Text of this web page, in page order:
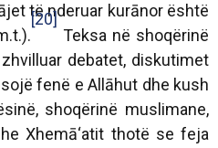
të nderuar kurānor është
[20]
Teksa në shoqërinë
debatet, diskutimet
fenë e Allāhut dhe kush
shoqërinë muslimane,
Xhemā‘atit thotë se feja